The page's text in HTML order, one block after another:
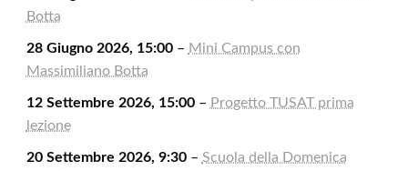
Botta
28 Giugno 2026, 15:00– Mini Campus con
Massimiliano Botta
12 Settembre 2026, 15:00– Progetto TUSAT prima
lezione
20 Settembre 2026, 9:30– Scuola della Domenica